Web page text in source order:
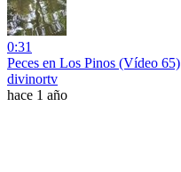
0:31
Peces en Los Pinos (Vídeo 65)
divinortv
hace 1 año